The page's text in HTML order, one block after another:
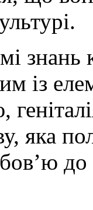
із
яка
до